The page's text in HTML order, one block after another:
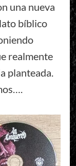
una nueva
bíblico
realmente
planteada.